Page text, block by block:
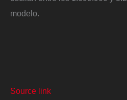
modelo.
Source link